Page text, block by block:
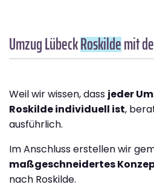
Umzug LübeckRoskildemit
Weil wir wissen, dass jeder
Roskilde individuell ist,
ausführlich.
Im Anschluss erstellen wir
maßgeschneidertes
nach Roskilde.